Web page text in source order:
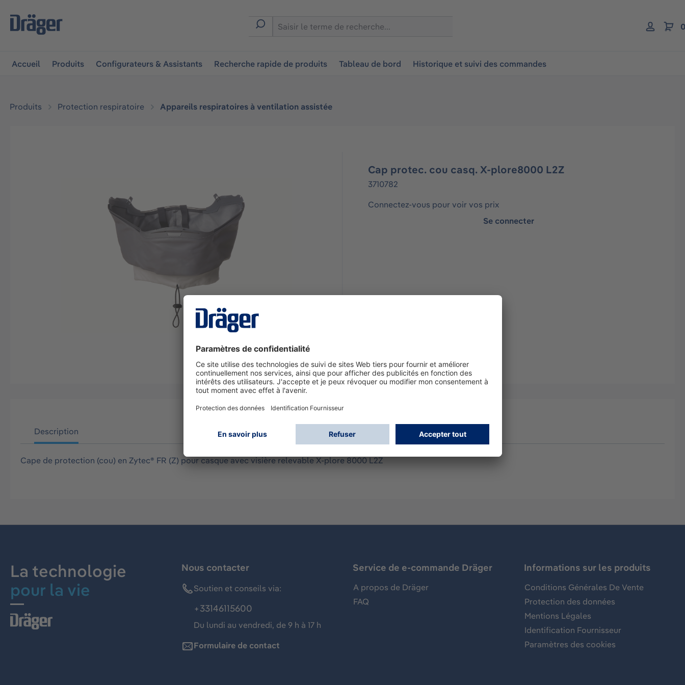
à la navigation principale
Accueil Produits Configurateurs & Assistants Recherche rapide de produits Tableau de bord Historique et suivi des commandes
Produits Protection respiratoire Appareils respiratoires à ventilation assistée
Cap protec. cou casq. X-plore8000 L2Z
3710782
Connectez-vous pour voir vos prix
Se connecter
Description
Cape de protection (cou) en Zytec® FR (Z) pour casque avec visière relevable X-plore 8000 L2Z
La technologie
pour la vie
Nous contacter
Soutien et conseils via:
+33146115600
Du lundi au vendredi, de 9 h à 17 h
Formulaire de contact
Service de e-commande Dräger
A propos de Dräger
FAQ
Informations sur les produits
Conditions Générales De Vente
Protection des données
Mentions Légales
Identification Fournisseur
Paramètres des cookies